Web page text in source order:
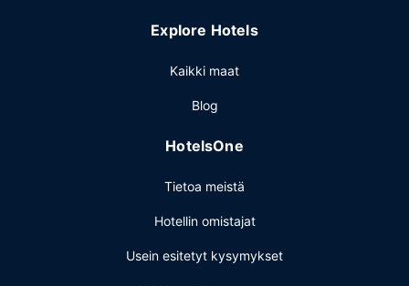
matkatavarasäilytys ja tallelokero vastaanotossa.
Explore Hotels
Kaikki maat
Blog
HotelsOne
Tietoa meistä
Hotellin omistajat
Usein esitetyt kysymykset